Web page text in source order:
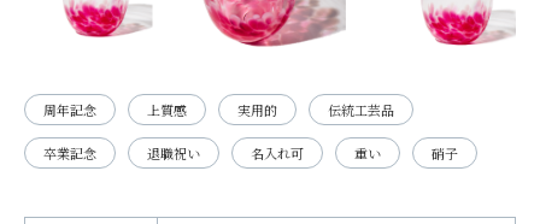
周年記念 上質感 実用的 伝統工芸品
卒業記念 退職祝い 名入れ可 重い 硝子